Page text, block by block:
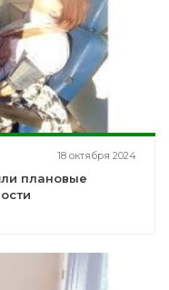
18 октября 2024
плановые